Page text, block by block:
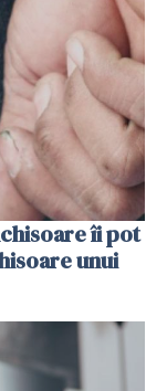
îi pot
unui